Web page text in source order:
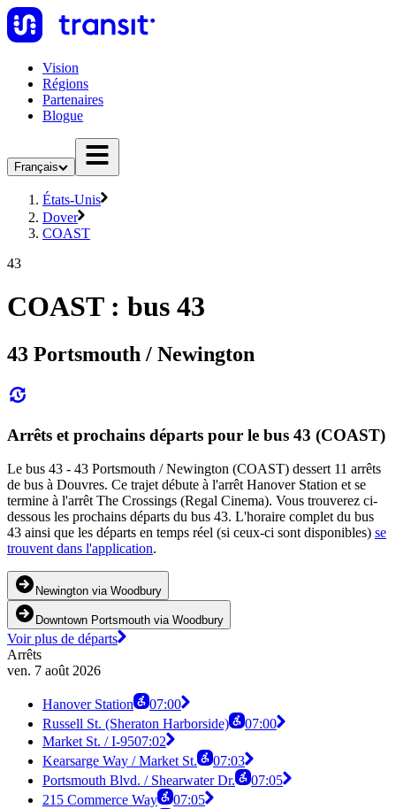
Vision
Régions
Partenaires
Blogue
Français
États-Unis
Dover
COAST
43
COAST : bus 43
43 Portsmouth / Newington
Arrêts et prochains départs pour le bus 43 (COAST)
Le bus 43 - 43 Portsmouth / Newington (COAST) dessert 11 arrêts
de bus à Douvres. Ce trajet débute à l'arrêt Hanover Station et se
termine à l'arrêt The Crossings (Regal Cinema). Vous trouverez ci-
dessous les prochains départs du bus 43. L'horaire complet du bus
43 ainsi que les départs en temps réel (si ceux-ci sont disponibles) se
trouvent dans l'application.
Newington via Woodbury
Downtown Portsmouth via Woodbury
Voir plus de départs
Arrêts
ven. 7 août 2026
Hanover Station
07:00
Russell St. (Sheraton Harborside)
07:00
Market St. / I-9507:02
Kearsarge Way / Market St.
07:03
Portsmouth Blvd. / Shearwater Dr.
07:05
215 Commerce Way
07:05